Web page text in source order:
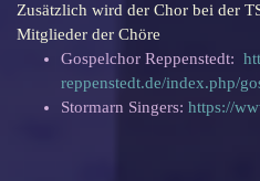
Zusätzlich wird der Chor bei der
Mitglieder der Chöre
Gospelchor Reppenstedt:
reppenstedt.de/index.php/
Stormarn Singers: https://